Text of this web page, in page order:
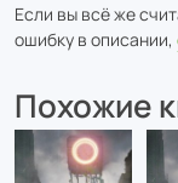
Если вы всё же
ошибку в описании,
Похожие